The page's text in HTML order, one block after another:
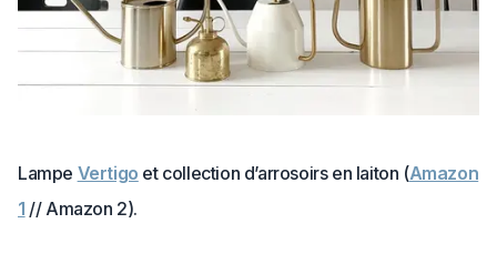
Lampe Vertigo et collection d’arrosoirs en laiton (Amazon
1 // Amazon 2).